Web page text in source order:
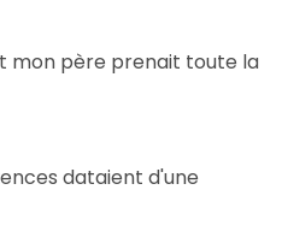
mon père prenait toute la
dataient d'une